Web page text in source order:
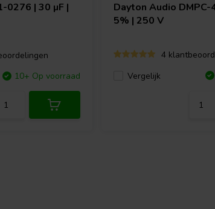
0276 | 30 µF |
10+ Op voorraad
Dayton Audio DMPC-
5% | 250 V
4
Vergelijk